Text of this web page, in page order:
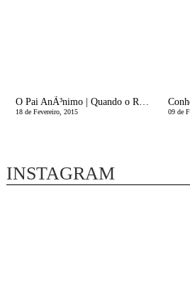
O Pai AnÃ³nimo | Quando o Rei faz Anos
18 de Fevereiro, 2015 09 de
INSTAGRAM